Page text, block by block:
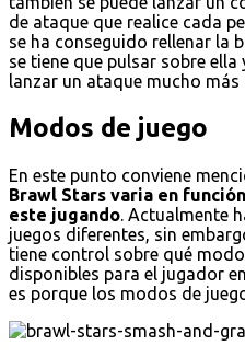
de ataque que realice cada
se ha conseguido rellenar la
se tiene que pulsar sobre
lanzar un ataque mucho
Modos de juego
En este punto conviene
Brawl Stars varia en
este jugando. Actualmente
juegos diferentes, sin
tiene control sobre qué
disponibles para el jugador
es porque los modos de